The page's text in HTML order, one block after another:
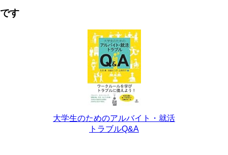
す
大学生のためのアルバイト・就活
トラブルQ&A